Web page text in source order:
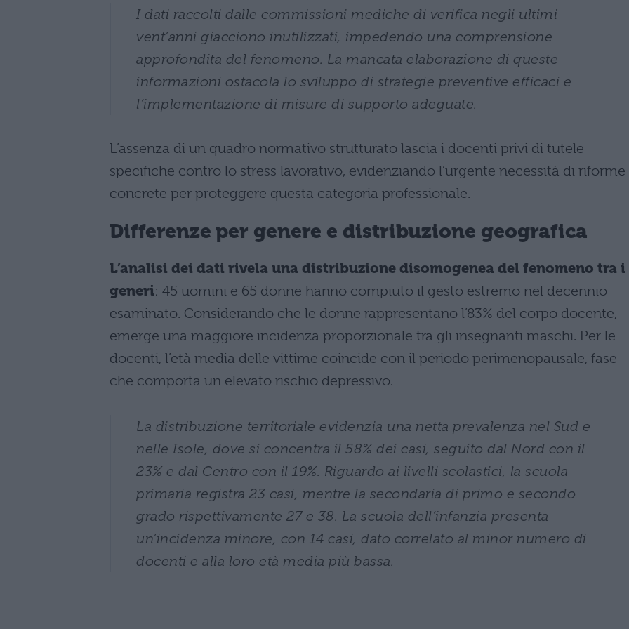
I dati raccolti dalle commissioni mediche di verifica negli ultimi
vent’anni giacciono inutilizzati, impedendo una comprensione
approfondita del fenomeno. La mancata elaborazione di queste
informazioni ostacola lo sviluppo di strategie preventive efficaci e
l’implementazione di misure di supporto adeguate.
L’assenza di un quadro normativo strutturato lascia i docenti privi di tutele
specifiche contro lo stress lavorativo, evidenziando l’urgente necessità di riforme
concrete per proteggere questa categoria professionale.
Differenze per genere e distribuzione geografica
L’analisi dei dati rivela una distribuzione disomogenea del fenomeno tra i
generi: 45 uomini e 65 donne hanno compiuto il gesto estremo nel decennio
esaminato. Considerando che le donne rappresentano l’83% del corpo docente,
emerge una maggiore incidenza proporzionale tra gli insegnanti maschi. Per le
docenti, l’età media delle vittime coincide con il periodo perimenopausale, fase
che comporta un elevato rischio depressivo.
La distribuzione territoriale evidenzia una netta prevalenza nel Sud e
nelle Isole, dove si concentra il 58% dei casi, seguito dal Nord con il
23% e dal Centro con il 19%. Riguardo ai livelli scolastici, la scuola
primaria registra 23 casi, mentre la secondaria di primo e secondo
grado rispettivamente 27 e 38. La scuola dell’infanzia presenta
un’incidenza minore, con 14 casi, dato correlato al minor numero di
docenti e alla loro età media più bassa.